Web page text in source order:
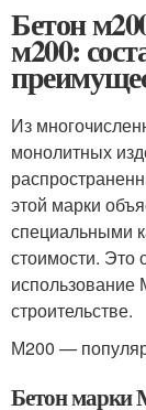
Бетон
м200:
Из
монолитных
этой марки
специальными
стоимости. Это
строительстве.
М200 —
Бетон марки